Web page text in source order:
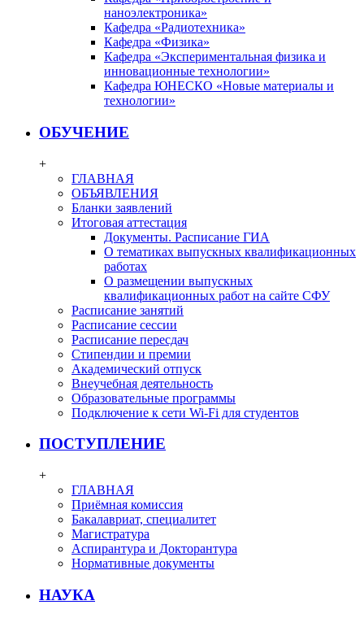
наноэлектроника»
Кафедра «Радиотехника»
Кафедра «Физика»
Кафедра «Экспериментальная физика и
инновационные технологии»
Кафедра ЮНЕСКО «Новые материалы и
технологии»
ОБУЧЕНИЕ
+
ГЛАВНАЯ
ОБЪЯВЛЕНИЯ
Бланки заявлений
Итоговая аттестация
Документы. Расписание ГИА
О тематиках выпускных квалификационных
работах
О размещении выпускных
квалификационных работ на сайте СФУ
Расписание занятий
Расписание сессии
Расписание пересдач
Стипендии и премии
Академический отпуск
Внеучебная деятельность
Образовательные программы
Подключение к сети Wi-Fi для студентов
ПОСТУПЛЕНИЕ
+
ГЛАВНАЯ
Приёмная комиссия
Бакалавриат, специалитет
Магистратура
Аспирантура и Докторантура
Нормативные документы
НАУКА